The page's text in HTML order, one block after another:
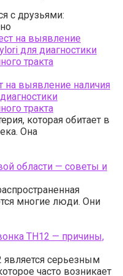
с друзьями:
на выявление наличия
тракта
которая обитает в
Она
области — советы и
многие люди. Они
TH12 — причины,
серьезным
часто возникает